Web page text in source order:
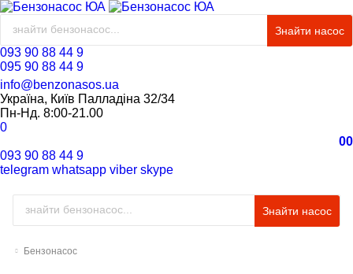
Знайти насос
093 90 88 44 9
095 90 88 44 9
info@benzonasos.ua
Україна, Київ Палладіна 32/34
Пн-Нд. 8:00-21.00
0
00
093 90 88 44 9
telegram whatsapp viber skype
Знайти насос
Бензонасос